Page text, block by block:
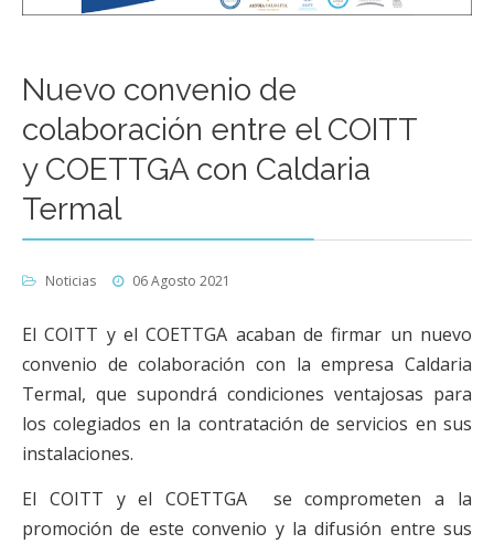
Nuevo convenio de
colaboración entre el COITT
y COETTGA con Caldaria
Termal
Noticias 06 Agosto 2021
El COITT y el COETTGA acaban de firmar un nuevo
convenio de colaboración con la empresa Caldaria
Termal, que supondrá condiciones ventajosas para
los colegiados en la contratación de servicios en sus
instalaciones.
El COITT y el COETTGA se comprometen a la
promoción de este convenio y la difusión entre sus